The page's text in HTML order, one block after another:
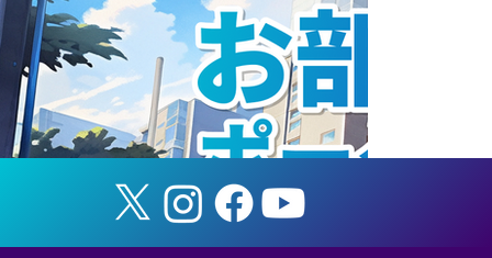
【部活動紹介】医学ハンドボール部